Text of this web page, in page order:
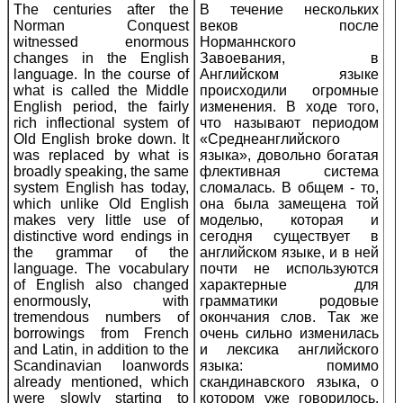
The centuries after the
Norman Conquest
witnessed enormous
changes in the English
language. In the course of
what is called the Middle
English period, the fairly
rich inflectional system of
Old English broke down. It
was replaced by what is
broadly speaking, the same
system English has today,
which unlike Old English
makes very little use of
distinctive word endings in
the grammar of the
language. The vocabulary
of English also changed
enormously, with
tremendous numbers of
borrowings from French
and Latin, in addition to the
Scandinavian loanwords
already mentioned, which
were slowly starting to
В течение нескольких
веков после
Норманнского
Завоевания, в
Английском языке
происходили огромные
изменения. В ходе того,
что называют периодом
«Среднеанглийского
языка», довольно богатая
флективная система
сломалась. В общем - то,
она была замещена той
моделью, которая и
сегодня существует в
английском языке, и в ней
почти не используются
характерные для
грамматики родовые
окончания слов. Так же
очень сильно изменилась
и лексика английского
языка: помимо
скандинавского языка, о
котором уже говорилось,